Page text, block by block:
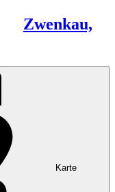
Zwenkau,
Karte